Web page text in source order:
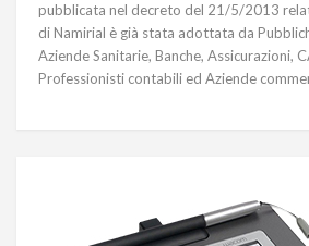
pubblicata nel decreto del 21/5/2013
di Namirial è già stata adottata da
Aziende Sanitarie, Banche, Assicurazioni,
Professionisti contabili ed Aziende